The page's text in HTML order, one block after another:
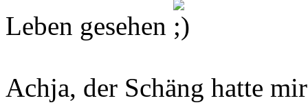
Leben gesehen
Achja, der Schäng hatte